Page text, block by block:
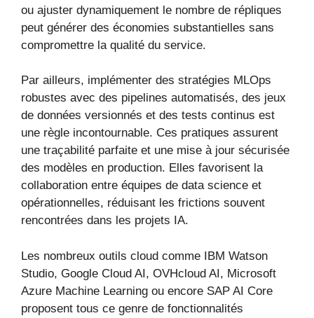
ou ajuster dynamiquement le nombre de répliques
peut générer des économies substantielles sans
compromettre la qualité du service.
Par ailleurs, implémenter des stratégies MLOps
robustes avec des pipelines automatisés, des jeux
de données versionnés et des tests continus est
une règle incontournable. Ces pratiques assurent
une traçabilité parfaite et une mise à jour sécurisée
des modèles en production. Elles favorisent la
collaboration entre équipes de data science et
opérationnelles, réduisant les frictions souvent
rencontrées dans les projets IA.
Les nombreux outils cloud comme IBM Watson
Studio, Google Cloud AI, OVHcloud AI, Microsoft
Azure Machine Learning ou encore SAP AI Core
proposent tous ce genre de fonctionnalités